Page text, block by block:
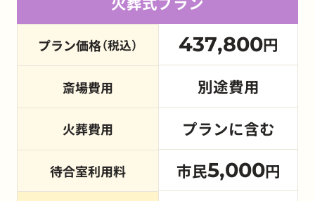
プラン価格（税込）
斎場費用
火葬費用
待合室利用料
437,800円
別途費用
プランに含む
市民5,000円